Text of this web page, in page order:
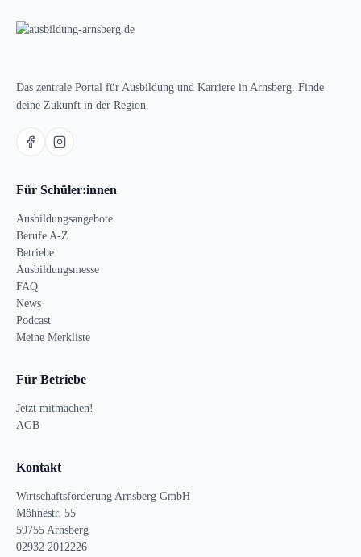
Das zentrale Portal für Ausbildung und Karriere in Arnsberg. Finde
deine Zukunft in der Region.
Für Schüler:innen
Ausbildungsangebote
Berufe A-Z
Betriebe
Ausbildungsmesse
FAQ
News
Podcast
Meine Merkliste
Für Betriebe
Jetzt mitmachen!
AGB
Kontakt
Wirtschaftsförderung Arnsberg GmbH
Möhnestr. 55
59755 Arnsberg
02932 2012226